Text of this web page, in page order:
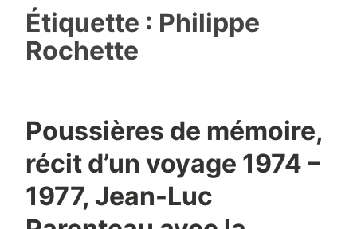
Étiquette : Philippe
Rochette
Poussières de mémoire,
récit d’un voyage 1974 –
1977, Jean-Luc